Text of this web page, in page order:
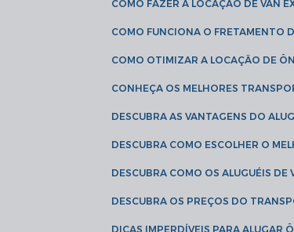
COMO FAZER A LOCAÇÃO DE VAN
COMO FUNCIONA O FRETAMENTO
COMO OTIMIZAR A LOCAÇÃO DE
CONHEÇA OS MELHORES
DESCUBRA AS VANTAGENS DO
DESCUBRA COMO ESCOLHER O
DESCUBRA COMO OS ALUGUÉIS
DESCUBRA OS PREÇOS DO
DICAS IMPERDÍVEIS PARA ALUGAR